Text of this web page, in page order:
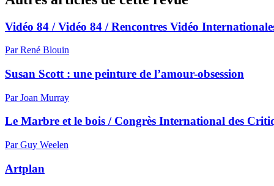
Vidéo 84 / Vidéo 84 / Rencontres Vidéo
Par René Blouin
Susan Scott : une peinture de l’amour-obsession
Par Joan Murray
Le Marbre et le bois / Congrès International des
Par Guy Weelen
Artplan